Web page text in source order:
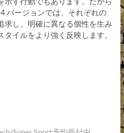
バージョンでは、それぞれの
求し、明確に異なる個性を生み
イルをより強く反映します。